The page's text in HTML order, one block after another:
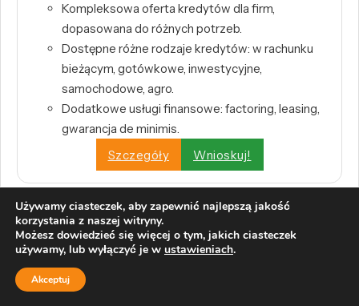
Kompleksowa oferta kredytów dla firm,
dopasowana do różnych potrzeb.
Dostępne różne rodzaje kredytów: w rachunku
bieżącym, gotówkowe, inwestycyjne,
samochodowe, agro.
Dodatkowe usługi finansowe: factoring, leasing,
gwarancja de minimis.
Szczegóły
Wnioskuj!
Pożyczka Przekorzystna Biznes | Pekao S.A.
Kwota do 400 000 zł
0% prowizji przygotowawczej
Używamy ciasteczek, aby zapewnić najlepszą jakość
korzystania z naszej witryny.
Możesz dowiedzieć się więcej o tym, jakich ciasteczek
używamy, lub wyłączyć je w ustawieniach.
Akceptuj